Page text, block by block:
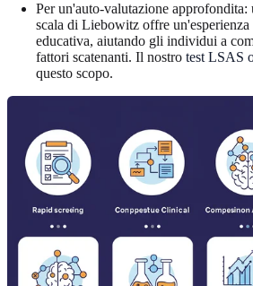
Per un'auto-valutazione approfondita:
scala di Liebowitz offre un'esperienza
educativa, aiutando gli individui a
fattori scatenanti. Il nostro test LSAS
questo scopo.